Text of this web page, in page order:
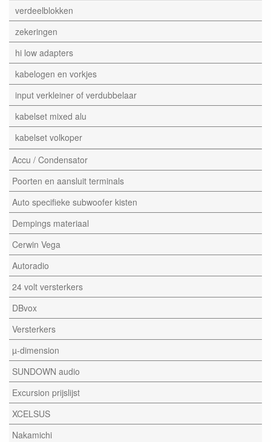
verdeelblokken
zekeringen
hi low adapters
kabelogen en vorkjes
input verkleiner of verdubbelaar
kabelset mixed alu
kabelset volkoper
Accu / Condensator
Poorten en aansluit terminals
Auto specifieke subwoofer kisten
Dempings materiaal
Cerwin Vega
Autoradio
24 volt versterkers
DBvox
Versterkers
µ-dimension
SUNDOWN audio
Excursion prijslijst
XCELSUS
Nakamichi